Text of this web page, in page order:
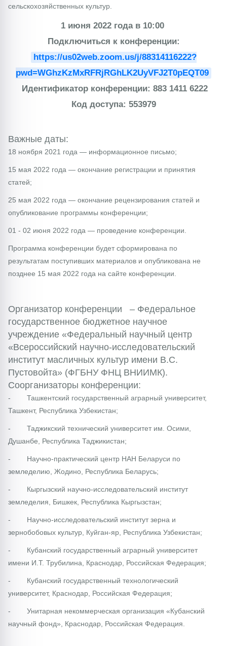
сельскохозяйственных культур.
1 июня 2022 года в 10:00
Подключиться к конференции:
https://us02web.zoom.us/j/88314116222?
pwd=WGhzKzMxRFRjRGhLK2UyVFJ2T0pEQT09
Идентификатор конференции: 883 1411 6222
Код доступа: 553979
Важные даты:
18 ноября 2021 года — информационное письмо;
15 мая 2022 года — окончание регистрации и принятия
статей;
25 мая 2022 года — окончание рецензирования статей и
опубликование программы конференции;
01 - 02 июня 2022 года — проведение конференции.
Программа конференции будет сформирована по
результатам поступивших материалов и опубликована не
позднее 15 мая 2022 года на сайте конференции.
Организатор конференции – Федеральное
государственное бюджетное научное
учреждение «Федеральный научный центр
«Всероссийский научно-исследовательский
институт масличных культур имени В.С.
Пустовойта» (ФГБНУ ФНЦ ВНИИМК).
Соорганизаторы конференции:
- Ташкентский государственный аграрный университет,
Ташкент, Республика Узбекистан;
- Таджикский технический университет им. Осими,
Душанбе, Республика Таджикистан;
- Научно-практический центр НАН Беларуси по
земледелию, Жодино, Республика Беларусь;
- Кыргызский научно-исследовательский институт
земледелия, Бишкек, Республика Кыргызстан;
- Научно-исследовательский институт зерна и
зернобобовых культур, Куйган-яр, Республика Узбекистан;
- Кубанский государственный аграрный университет
имени И.Т. Трубилина, Краснодар, Российская Федерация;
- Кубанский государственный технологический
университет, Краснодар, Российская Федерация;
- Унитарная некоммерческая организация «Кубанский
научный фонд», Краснодар, Российская Федерация.